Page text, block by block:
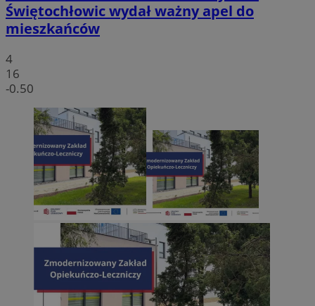
Świętochłowic wydał ważny apel do
mieszkańców
4
16
-0.50